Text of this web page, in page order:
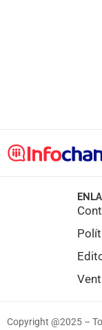
Copyright @2025 –